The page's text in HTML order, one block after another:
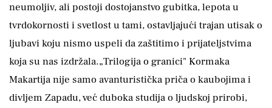
neumoljiv, ali postoji dostojanstvo gubitka, lepota u
tvrdokornosti i svetlost u tami, ostavljajući trajan utisak o
ljubavi koju nismo uspeli da zaštitimo i prijateljstvima
koja su nas izdržala.„Trilogija o granici" Kormaka
Makartija nije samo avanturistička priča o kaubojima i
divljem Zapadu, već duboka studija o ljudskoj prirobi,